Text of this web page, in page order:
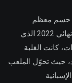
حسم معظم
اللقاءات الأوروبية بين الطرفين، بما في ذلك نهائي 2022 الذي
كانت الغلبة
حيث تحوّل الملعب